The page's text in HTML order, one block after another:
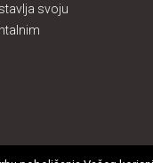
svoju